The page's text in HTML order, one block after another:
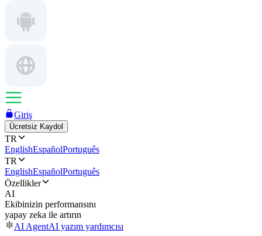
Giriş
Ücretsiz Kaydol
TR
EnglishEspañolPortuguês
TR
EnglishEspañolPortuguês
Özellikler
AI
Ekibinizin performansını
yapay zeka ile artırın
AI AgentAI yazım yardımcısı